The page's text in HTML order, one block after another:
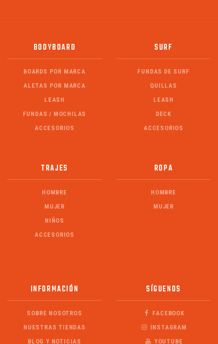
BODYBOARD
BOARDS POR MARCA
ALETAS POR MARCA
LEASH
FUNDAS / MOCHILAS
ACCESORIOS
SURF
FUNDAS DE SURF
QUILLAS
LEASH
DECK
ACCESORIOS
TRAJES
HOMBRE
MUJER
NIÑOS
ACCESORIOS
ROPA
HOMBRE
MUJER
INFORMACIÓN
SOBRE NOSOTROS
NUESTRAS TIENDAS
BLOG Y NOTICIAS
SÍGUENOS
FACEBOOK
INSTAGRAM
YOUTUBE